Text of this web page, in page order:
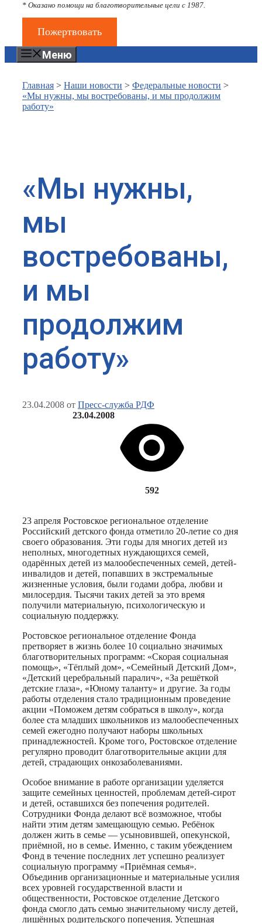
* Оказано помощи на благотворительные цели с 1987.
Пожертвовать
Меню
Главная > Наши новости > Федеральные новости >
«Мы нужны, мы востребованы, и мы продолжим
работу»
«Мы нужны,
мы
востребованы,
и мы
продолжим
работу»
23.04.2008 от Пресс-служба РДФ
23.04.2008
592
23 апреля Ростовское региональное отделение
Российский детского фонда отметило 20-летие со дня
своего образования. Эти годы для многих детей из
неполных, многодетных нуждающихся семей,
одарённых детей из малообеспеченных семей, детей-
инвалидов и детей, попавших в экстремальные
жизненные условия, были годами добра, любви и
милосердия. Тысячи таких детей за это время
получили материальную, психологическую и
социальную поддержку.
Ростовское региональное отделение Фонда
претворяет в жизнь более 10 социально значимых
благотворительных программ: «Скорая социальная
помощь», «Тёплый дом», «Семейный Детский Дом»,
«Детский церебральный паралич», «За решёткой
детские глаза», «Юному таланту» и другие. За годы
работы отделения стало традиционным проведение
акции «Поможем детям собраться в школу», когда
более ста младших школьников из малообеспеченных
семей ежегодно получают наборы школьных
принадлежностей. Кроме того, Ростовское отделение
регулярно проводит благотворительные акции для
детей, страдающих онкозаболеваниями.
Особое внимание в работе организации уделяется
защите семейных ценностей, проблемам детей-сирот
и детей, оставшихся без попечения родителей.
Сотрудники Фонда делают всё возможное, чтобы
найти этим детям замещающую семью. Ребёнок
должен жить в семье — усыновившей, опекунской,
приёмной, но в семье. Именно, с таким убеждением
Фонд в течение последних лет успешно реализует
социальную программу «Приёмная семья».
Объединив организационные и материальные усилия
всех уровней государственной власти и
общественности, Ростовское отделение Детского
фонда смогло дать семью значительному числу детей,
лишённых родительского попечения. Успешная